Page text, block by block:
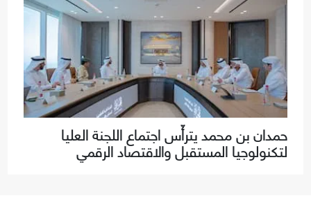
حمدان بن محمد يترأّس اجتماع اللجنة العليا
لتكنولوجيا المستقبل والاقتصاد الرقمي